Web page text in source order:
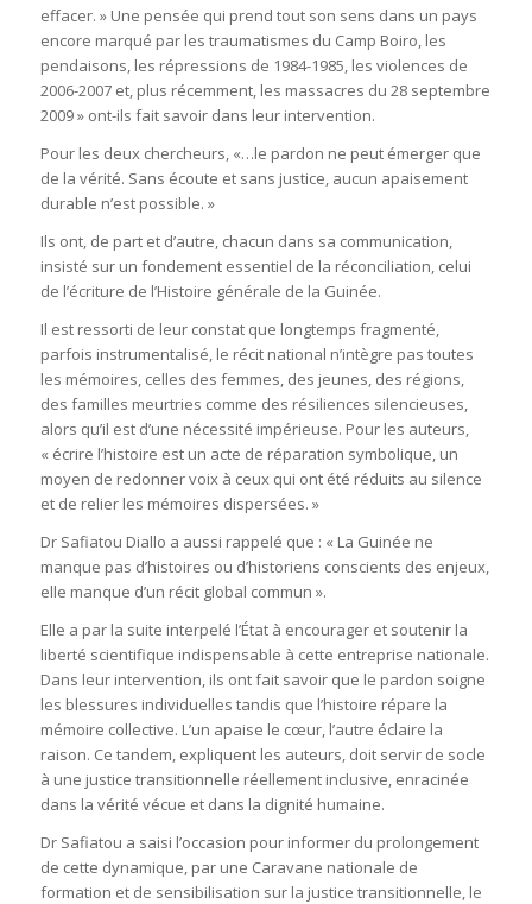
effacer. » Une pensée qui prend tout son sens dans un pays
encore marqué par les traumatismes du Camp Boiro, les
pendaisons, les répressions de 1984-1985, les violences de
2006-2007 et, plus récemment, les massacres du 28 septembre
2009 » ont-ils fait savoir dans leur intervention.
Pour les deux chercheurs, «…le pardon ne peut émerger que
de la vérité. Sans écoute et sans justice, aucun apaisement
durable n’est possible. »
Ils ont, de part et d’autre, chacun dans sa communication,
insisté sur un fondement essentiel de la réconciliation, celui
de l’écriture de l’Histoire générale de la Guinée.
Il est ressorti de leur constat que longtemps fragmenté,
parfois instrumentalisé, le récit national n’intègre pas toutes
les mémoires, celles des femmes, des jeunes, des régions,
des familles meurtries comme des résiliences silencieuses,
alors qu’il est d’une nécessité impérieuse. Pour les auteurs,
« écrire l’histoire est un acte de réparation symbolique, un
moyen de redonner voix à ceux qui ont été réduits au silence
et de relier les mémoires dispersées. »
Dr Safiatou Diallo a aussi rappelé que : « La Guinée ne
manque pas d’histoires ou d’historiens conscients des enjeux,
elle manque d’un récit global commun ».
Elle a par la suite interpelé l’État à encourager et soutenir la
liberté scientifique indispensable à cette entreprise nationale.
Dans leur intervention, ils ont fait savoir que le pardon soigne
les blessures individuelles tandis que l’histoire répare la
mémoire collective. L’un apaise le cœur, l’autre éclaire la
raison. Ce tandem, expliquent les auteurs, doit servir de socle
à une justice transitionnelle réellement inclusive, enracinée
dans la vérité vécue et dans la dignité humaine.
Dr Safiatou a saisi l’occasion pour informer du prolongement
de cette dynamique, par une Caravane nationale de
formation et de sensibilisation sur la justice transitionnelle, le